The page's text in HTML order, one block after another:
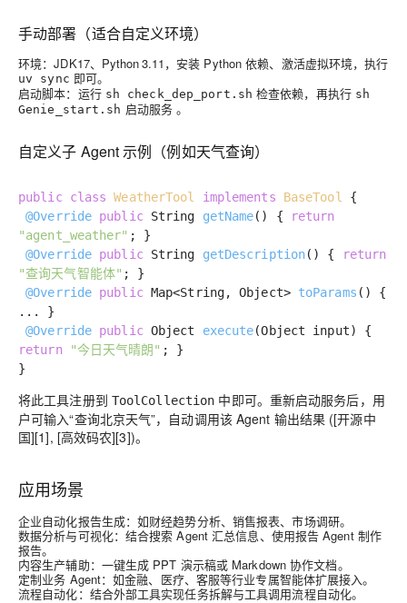
手动部署（适合自定义环境）
环境：JDK17、Python 3.11，安装 Python 依赖、激活虚拟环境，执行
uv sync 即可。
启动脚本：运行 sh check_dep_port.sh 检查依赖，再执行 sh
Genie_start.sh 启动服务 。
自定义子 Agent 示例（例如天气查询）
public class WeatherTool implements BaseTool
{
@Override publicString getName() {
return
"agent_weather" ; }
@Override publicString getDescription() {
return
"查询天气智能体" ; }
@Override publicMap<String, Object> toParams ()
{
... }
@Override publicObject execute(Object input)
{
return
"今日天气晴朗" ; }
}
将此工具注册到 ToolCollection 中即可。重新启动服务后，用
户可输入“查询北京天气”，自动调用该 Agent 输出结果 ([开源中
国][1], [高效码农][3])。
应用场景
企业自动化报告生成：如财经趋势分析、销售报表、市场调研。
数据分析与可视化：结合搜索 Agent 汇总信息、使用报告 Agent 制作
报告。
内容生产辅助：一键生成 PPT 演示稿或 Markdown 协作文档。
定制业务 Agent：如金融、医疗、客服等行业专属智能体扩展接入。
流程自动化：结合外部工具实现任务拆解与工具调用流程自动化。